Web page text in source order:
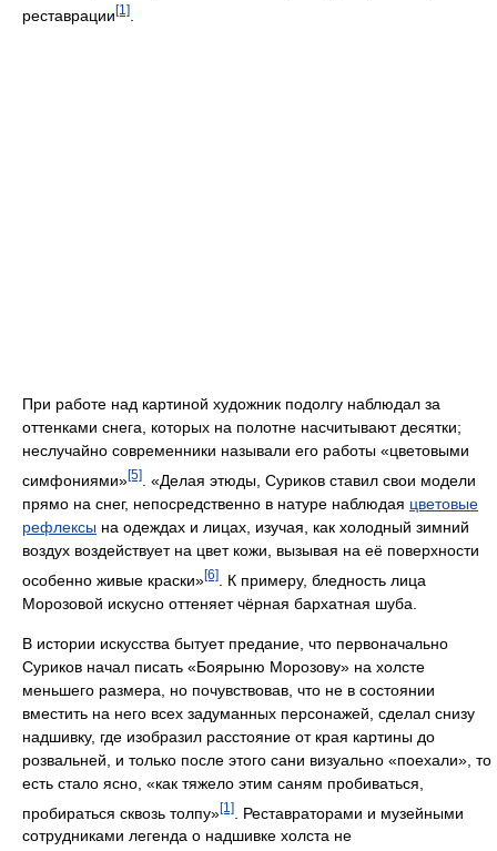
реставрации[1]
При работе над картиной художник подолгу наблюдал за
оттенками снега, которых на полотне насчитывают десятки;
неслучайно современники называли его работы «цветовыми
симфониями»[5]
. «Делая этюды, Суриков ставил свои модели
прямо на снег, непосредственно в натуре наблюдая цветовые
рефлексы на одеждах и лицах, изучая, как холодный зимний
воздух воздействует на цвет кожи, вызывая на её поверхности
особенно живые краски»[6]
. К примеру, бледность лица
Морозовой искусно оттеняет чёрная бархатная шуба.
В истории искусства бытует предание, что первоначально
Суриков начал писать «Боярыню Морозову» на холсте
меньшего размера, но почувствовав, что не в состоянии
вместить на него всех задуманных персонажей, сделал снизу
надшивку, где изобразил расстояние от края картины до
розвальней, и только после этого сани визуально «поехали», то
есть стало ясно, «как тяжело этим саням пробиваться,
пробираться сквозь толпу»[1]
. Реставраторами и музейными
сотрудниками легенда о надшивке холста не